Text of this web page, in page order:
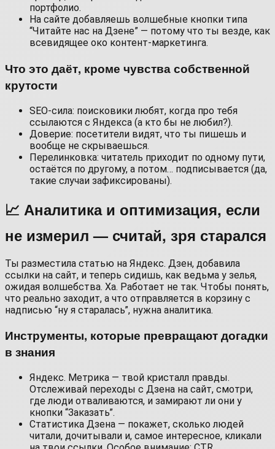
портфолио.
На сайте добавляешь волшебные кнопки типа
“Читайте нас на Дзене” — потому что ты везде, как
всевидящее око контент-маркетинга.
Что это даёт, кроме чувства собственной
крутости
SEO-сила: поисковики любят, когда про тебя
ссылаются с Яндекса (а кто бы не любил?).
Доверие: посетители видят, что ты пишешь и
вообще не скрываешься.
Перелинковка: читатель приходит по одному пути,
остаётся по другому, а потом… подписывается (да,
такие случаи зафиксированы).
📈 Аналитика и оптимизация, если
не измерил — считай, зря старался
Ты разместила статью на Яндекс. Дзен, добавила
ссылки на сайт, и теперь сидишь, как ведьма у зелья,
ожидая волшебства. Ха. Работает не так. Чтобы понять,
что реально заходит, а что отправляется в корзину с
надписью “ну я старалась”, нужна аналитика.
Инструменты, которые превращают догадки
в знания
Яндекс. Метрика — твой кристалл правды.
Отслеживай переходы с Дзена на сайт, смотри,
где люди отваливаются, и замирают ли они у
кнопки “Заказать”.
Статистика Дзена — покажет, сколько людей
читали, дочитывали и, самое интересное, кликали